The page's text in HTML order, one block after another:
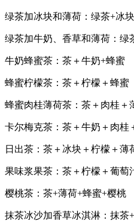
绿茶加冰块和薄荷：绿茶+冰
绿茶加牛奶、香草和薄荷：绿
牛奶蜂蜜茶：茶＋牛奶+蜂蜜
蜂蜜柠檬茶：茶＋柠檬＋蜂蜜
蜂蜜肉桂薄荷茶：茶＋肉桂＋
卡尔梅克茶：茶＋牛奶＋肉桂
日出茶：茶＋冰块＋柠檬＋薄
果味浆果茶：茶＋柠檬＋葡萄
樱桃茶：茶+薄荷+蜂蜜+樱桃
抹茶冰沙加香草冰淇淋：抹茶